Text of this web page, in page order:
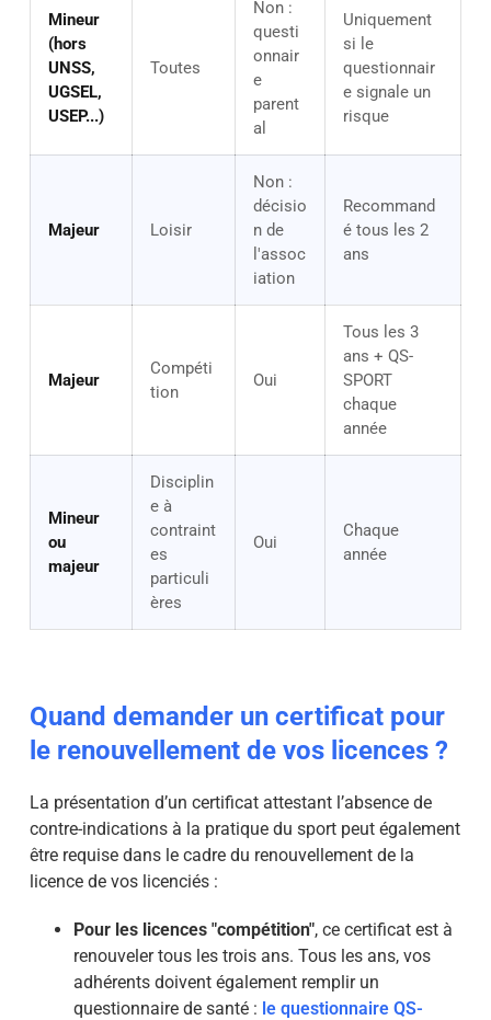
Mineur
(hors
UNSS,
UGSEL,
USEP...)
Toutes
Non :
questi
onnair
e
parent
al
Uniquement
si le
questionnair
e signale un
risque
Majeur Loisir
Non :
décisio
n de
l'assoc
iation
Recommand
é tous les 2
ans
Majeur
Compéti
tion
Oui
Tous les 3
ans + QS-
SPORT
chaque
année
Mineur
ou
majeur
Disciplin
e à
contraint
es
particuli
ères
Oui
Chaque
année
Quand demander un certificat pour
le renouvellement de vos licences ?
La présentation d’un certificat attestant l’absence de
contre-indications à la pratique du sport peut également
être requise dans le cadre du renouvellement de la
licence de vos licenciés :
Pour les licences "compétition", ce certificat est à
renouveler tous les trois ans. Tous les ans, vos
adhérents doivent également remplir un
questionnaire de santé : le questionnaire QS-